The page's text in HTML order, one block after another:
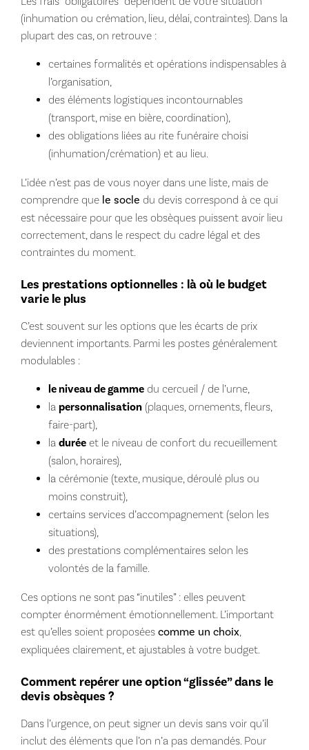
(inhumation ou crémation, lieu, délai, contraintes). Dans la
plupart des cas, on retrouve :
certaines formalités et opérations indispensables à
l’organisation,
des éléments logistiques incontournables
(transport, mise en bière, coordination),
des obligations liées au rite funéraire choisi
(inhumation/crémation) et au lieu.
L’idée n’est pas de vous noyer dans une liste, mais de
comprendre que le socle du devis correspond à ce qui
est nécessaire pour que les obsèques puissent avoir lieu
correctement, dans le respect du cadre légal et des
contraintes du moment.
Les prestations optionnelles : là où le budget
varie le plus
C’est souvent sur les options que les écarts de prix
deviennent importants. Parmi les postes généralement
modulables :
le niveau de gammedu cercueil / de l’urne,
la personnalisation(plaques, ornements, fleurs,
faire-part),
la duréeet le niveau de confort du recueillement
(salon, horaires),
la cérémonie (texte, musique, déroulé plus ou
moins construit),
certains services d’accompagnement (selon les
situations),
des prestations complémentaires selon les
volontés de la famille.
Ces options ne sont pas “inutiles” : elles peuvent
compter énormément émotionnellement. L’important
est qu’elles soient proposées comme un choix,
expliquées clairement, et ajustables à votre budget.
Comment repérer une option “glissée” dans le
devis obsèques ?
Dans l’urgence, on peut signer un devis sans voir qu’il
inclut des éléments que l’on n’a pas demandés. Pour